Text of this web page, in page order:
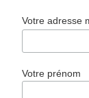
Votre adresse
Votre prénom